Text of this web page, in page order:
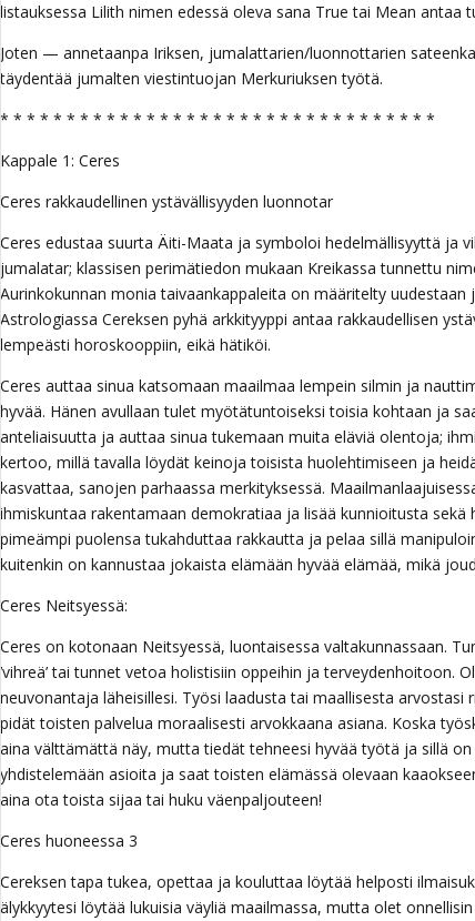
listauksessa Lilith nimen edessä oleva sana True tai Mean antaa
Joten — annetaanpa Iriksen, jumalattarien/luonnottarien
täydentää jumalten viestintuojan Merkuriuksen työtä.
* * * * * * * * * * * * * * * * * * * * * * * * * * * * * * * * *
Kappale 1: Ceres
Ceres rakkaudellinen ystävällisyyden luonnotar
Ceres edustaa suurta Äiti-Maata ja symboloi hedelmällisyyttä ja
jumalatar; klassisen perimätiedon mukaan Kreikassa tunnettu
Aurinkokunnan monia taivaankappaleita on määritelty uudestaan
Astrologiassa Cereksen pyhä arkkityyppi antaa rakkaudellisen
lempeästi horoskooppiin, eikä hätiköi.
Ceres auttaa sinua katsomaan maailmaa lempein silmin ja
hyvää. Hänen avullaan tulet myötätuntoiseksi toisia kohtaan ja
anteliaisuutta ja auttaa sinua tukemaan muita eläviä olentoja;
kertoo, millä tavalla löydät keinoja toisista huolehtimiseen ja
kasvattaa, sanojen parhaassa merkityksessä.
ihmiskuntaa rakentamaan demokratiaa ja lisää kunnioitusta
pimeämpi puolensa tukahduttaa rakkautta ja pelaa sillä
kuitenkin on kannustaa jokaista elämään hyvää elämää, mikä
Ceres Neitsyessä:
Ceres on kotonaan Neitsyessä, luontaisessa valtakunnassaan.
’vihreä’ tai tunnet vetoa holistisiin oppeihin ja terveydenhoitoon.
neuvonantaja läheisillesi. Työsi laadusta tai maallisesta
pidät toisten palvelua moraalisesti arvokkaana asiana. Koska
aina välttämättä näy, mutta tiedät tehneesi hyvää työtä ja sillä
yhdistelemään asioita ja saat toisten elämässä olevaan
aina ota toista sijaa tai huku väenpaljouteen!
Ceres huoneessa 3
Cereksen tapa tukea, opettaa ja kouluttaa löytää helposti
älykkyytesi löytää lukuisia väyliä maailmassa, mutta olet